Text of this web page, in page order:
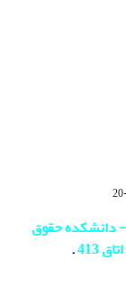
- دانشکده حقوق
.